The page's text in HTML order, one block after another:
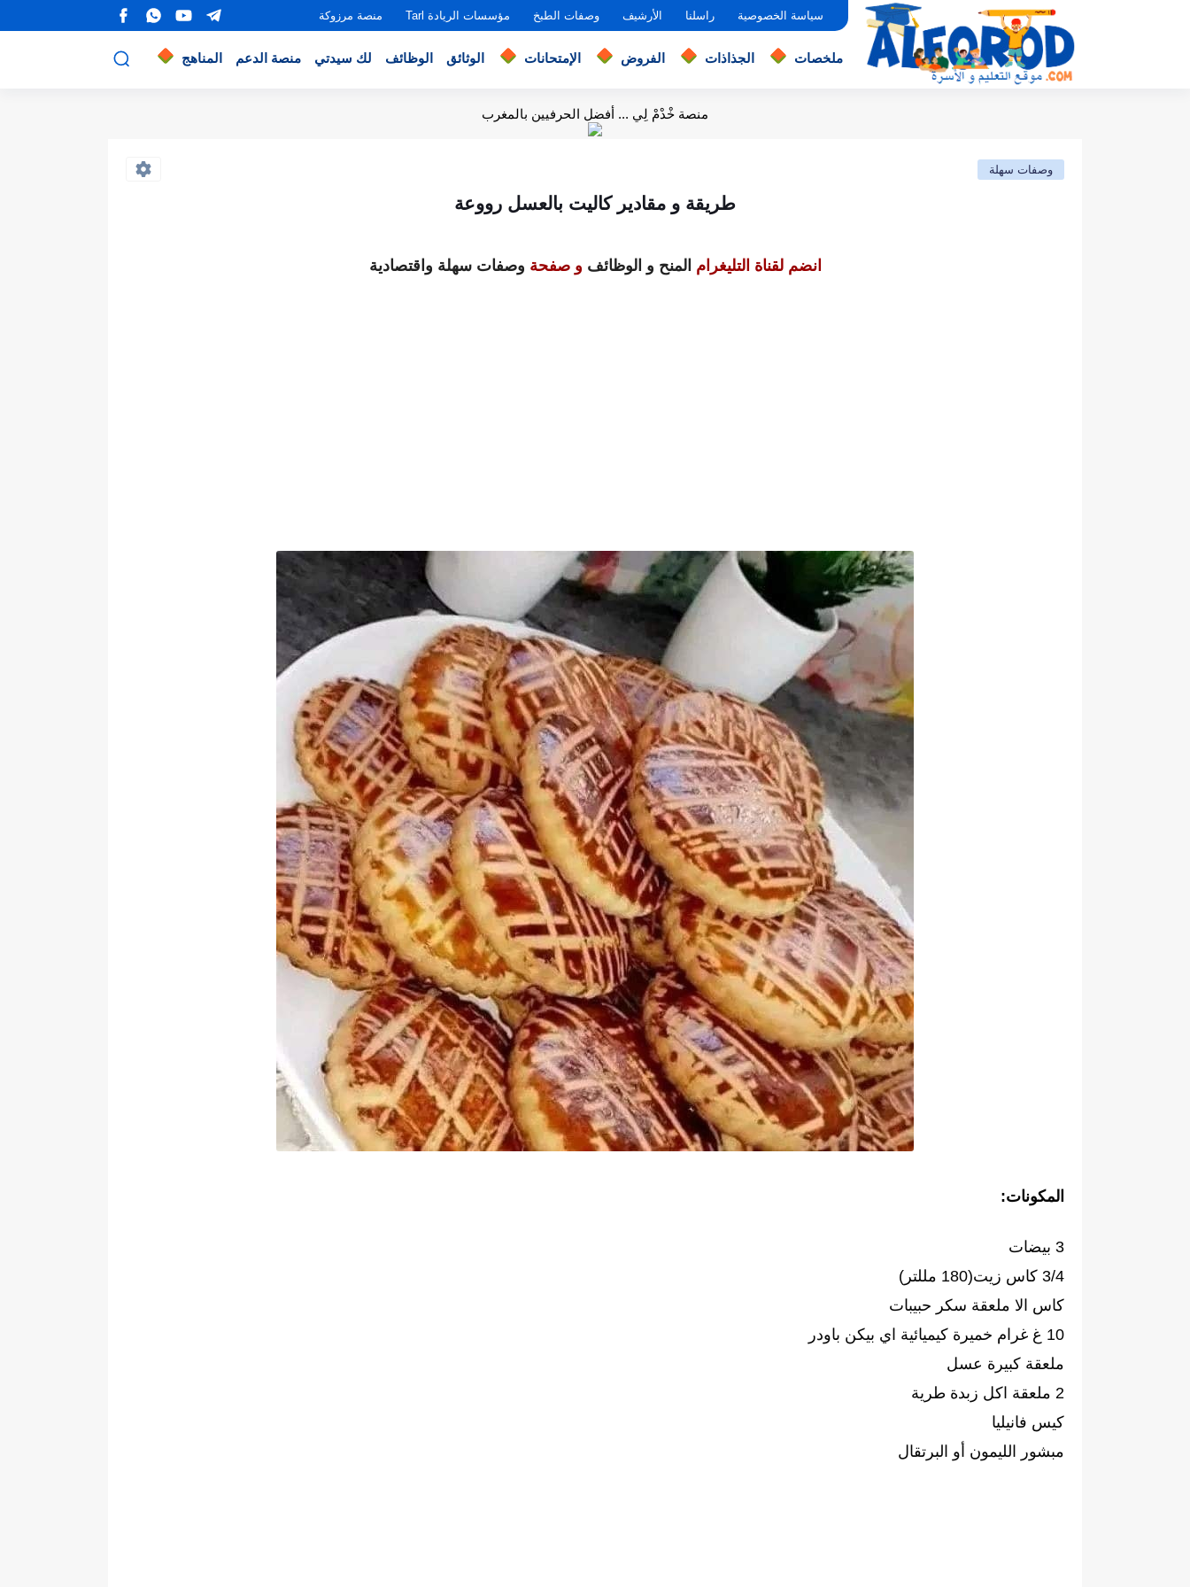
سياسة الخصوصية راسلنا الأرشيف وصفات الطبخ مؤسسات الريادة Tarl منصة مرزوكة
ملخصات الجذاذات الفروض الإمتحانات الوثائق الوظائف لك سيدتي منصة الدعم المناهج
منصة خْدْمْ لِي ... أفضل الحرفيين بالمغرب
وصفات سهلة
طريقة و مقادير كاليت بالعسل رووعة
انضم لقناة التليغرام المنح و الوظائف و صفحة وصفات سهلة واقتصادية
المكونات:
3 بيضات
3/4 كاس زيت(180 مللتر)
كاس الا ملعقة سكر حبيبات
10 غ غرام خميرة كيميائية اي بيكن باودر
ملعقة كبيرة عسل
2 ملعقة اكل زبدة طرية
كيس فانيليا
مبشور الليمون أو البرتقال